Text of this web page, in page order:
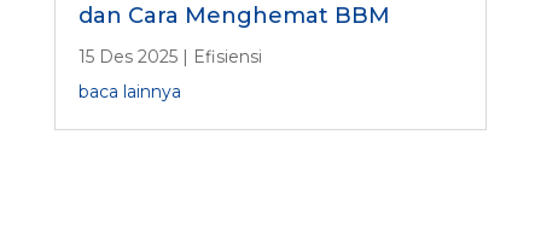
dan Cara Menghemat BBM
15 Des 2025| Efisiensi
baca lainnya